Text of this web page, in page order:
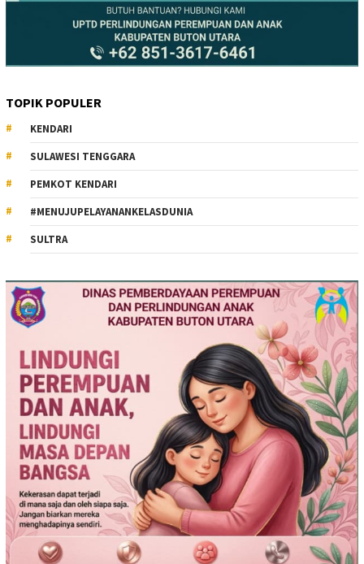
TOPIK POPULER
KENDARI
SULAWESI TENGGARA
PEMKOT KENDARI
#MENUJUPELAYANANKELASDUNIA
SULTRA